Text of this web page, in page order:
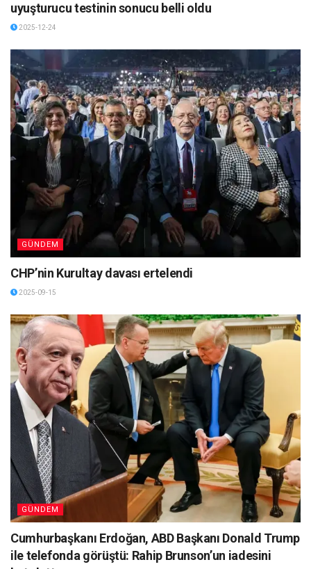
uyuşturucu testinin sonucu belli oldu
2025-12-24
GÜNDEM
CHP’nin Kurultay davası ertelendi
2025-09-15
GÜNDEM
Cumhurbaşkanı Erdoğan, ABD Başkanı Donald Trump
ile telefonda görüştü: Rahip Brunson’un iadesini